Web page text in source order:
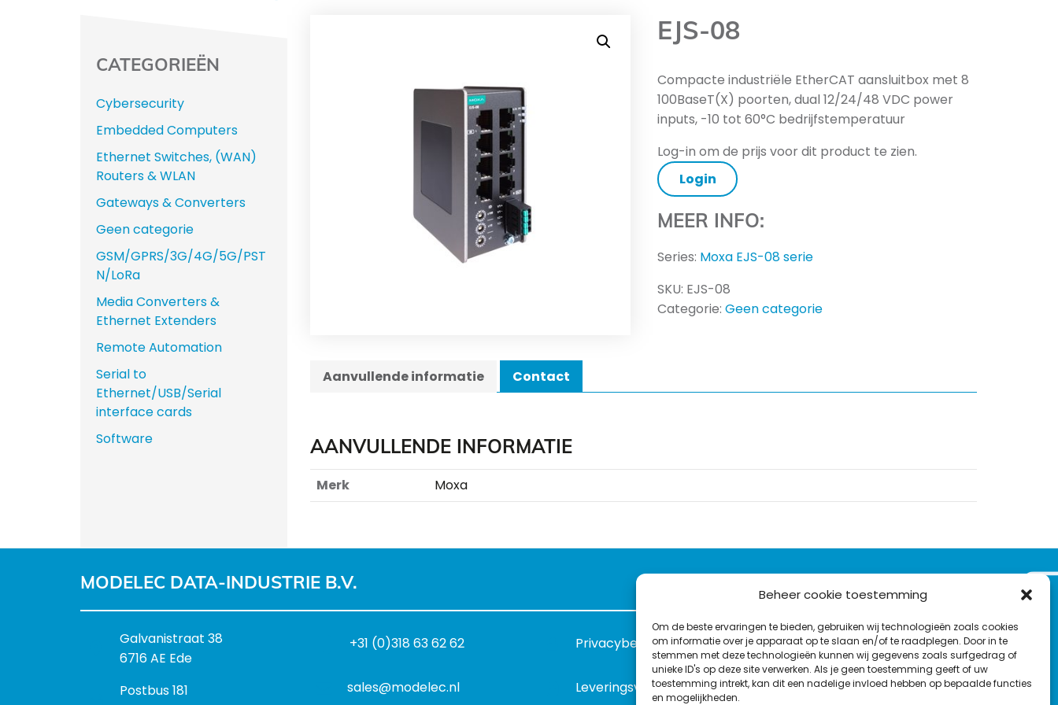
Beheer cookie toestemming
Om de beste ervaringen te bieden, gebruiken wij technologieën zoals cookies
om informatie over je apparaat op te slaan en/of te raadplegen. Door in te
stemmen met deze technologieën kunnen wij gegevens zoals surfgedrag of
unieke ID's op deze site verwerken. Als je geen toestemming geeft of uw
toestemming intrekt, kan dit een nadelige invloed hebben op bepaalde functies
en mogelijkheden.
EJS-08
Compacte industriële EtherCAT aansluitbox met 8
100BaseT(X) poorten, dual 12/24/48 VDC power
inputs, -10 tot 60°C bedrijfstemperatuur
Log-in om de prijs voor dit product te zien.
Login
MEER INFO:
Series: Moxa EJS-08 serie
SKU: EJS-08
Categorie:Geen categorie
Aanvullende informatie Contact
AANVULLENDE INFORMATIE
Merk Moxa
CATEGORIEËN
Cybersecurity
Embedded Computers
Ethernet Switches, (WAN)
Routers & WLAN
Gateways & Converters
Geen categorie
GSM/GPRS/3G/4G/5G/PST
N/LoRa
Media Converters &
Ethernet Extenders
Remote Automation
Serial to
Ethernet/USB/Serial
interface cards
Software
MODELEC DATA-INDUSTRIE B.V.
B
e
o
Galvanistraat 38
6716 AE Ede
P
Postbus 181
+31 (0)318 63 62 62
sales@modelec.nl
Privacybeleid
Leveringsvoorwaarden
VOLG ONS OP:
L
i
nT
w
F
a
c
Y
o
u
C
o
n